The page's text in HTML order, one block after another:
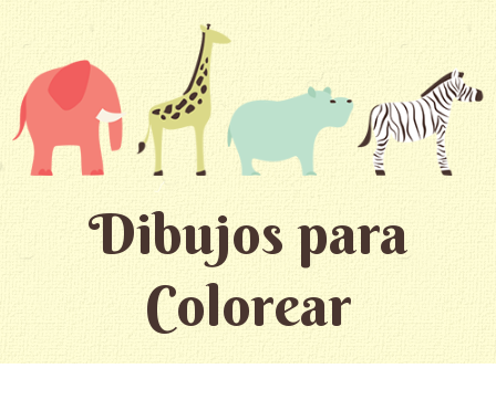
Dibujos para
Colorear